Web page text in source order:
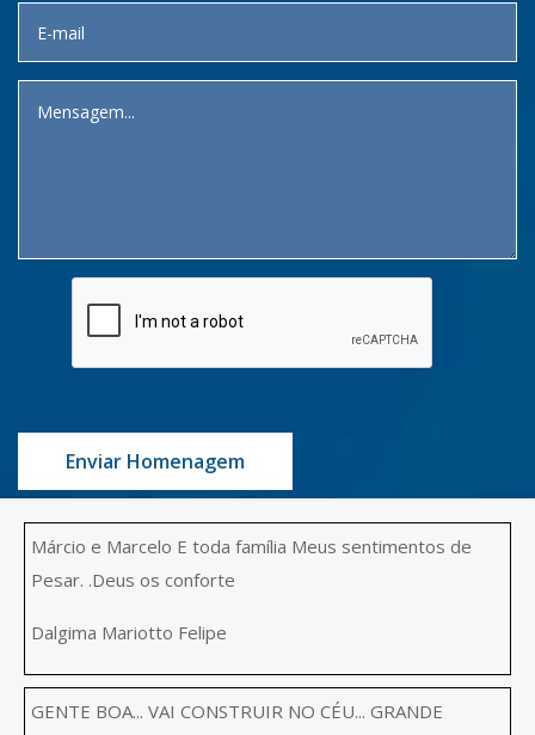
Enviar Homenagem
Márcio e Marcelo E toda família Meus sentimentos de
Pesar. .Deus os conforte
Dalgima Mariotto Felipe
GENTE BOA... VAI CONSTRUIR NO CÉU... GRANDE